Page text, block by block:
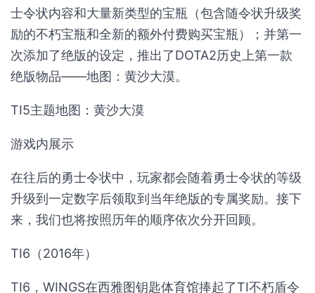
士令状内容和大量新类型的宝瓶（包含随令状升级奖
励的不朽宝瓶和全新的额外付费购买宝瓶）；并第一
次添加了绝版的设定，推出了DOTA2历史上第一款
绝版物品——地图：黄沙大漠。
TI5主题地图：黄沙大漠
游戏内展示
在往后的勇士令状中，玩家都会随着勇士令状的等级
升级到一定数字后领取到当年绝版的专属奖励。接下
来，我们也将按照历年的顺序依次分开回顾。
TI6（2016年）
TI6，WINGS在西雅图钥匙体育馆捧起了TI不朽盾令